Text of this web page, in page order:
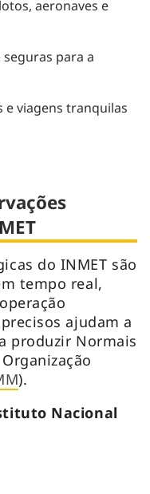
aeronaves e
seguras para a
e viagens tranquilas
do INMET são
tempo real,
ajudam a
produzir Normais
).
Nacional